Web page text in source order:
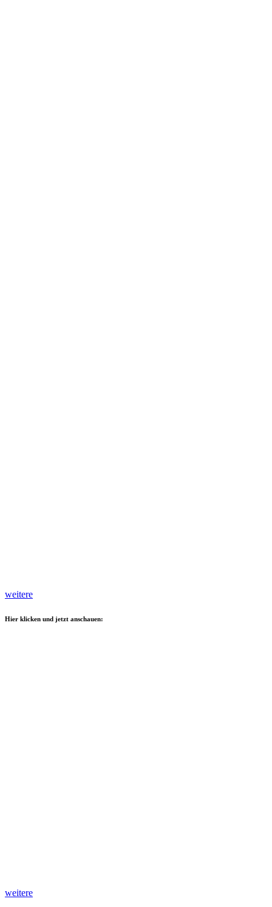
weitere
Hier klicken und jetzt anschauen:
weitere